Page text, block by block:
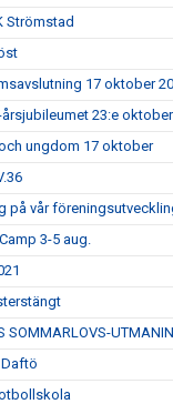
Strömstad
17 oktober
23:e oktober
ungdom 17 oktober
på vår
3-5 aug.
SOMMARLOVS-